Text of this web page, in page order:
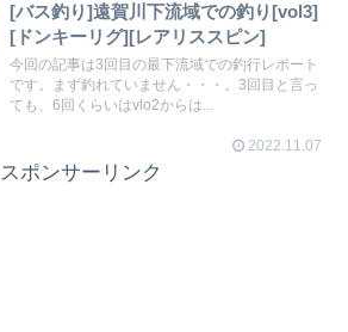
[バス釣り]遠賀川下流域での釣り[vol3]
[ドンキーリグ][レアリススピン]
今回の記事は3回目の最下流域での釣行レポート
です。まず釣れていません・・・。3回目と言っ
ても、6回くらいはvlo2からは...
2022.11.07
スポンサーリンク